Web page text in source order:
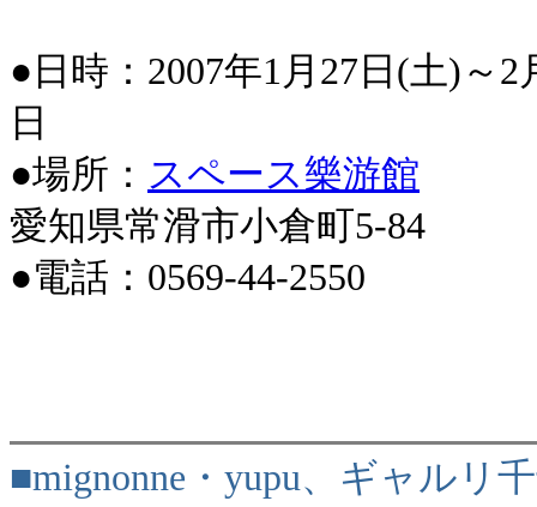
●日時：2007年1月27日(土)～
日
●場所： スペース樂游館
愛知県常滑市小倉町5-84
●電話：0569-44-2550
■mignonne・yupu、ギャルリ